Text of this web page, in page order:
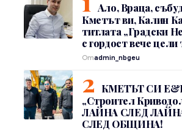
Ало, Враца,
Кметът ви, Калин
титлата „Градски
с гордост вече
Отadmin_nbgeu
КМЕТЪТ СИ
„Строител
ЛАЙНА СЛЕД
СЛЕД ОБЩИНА!